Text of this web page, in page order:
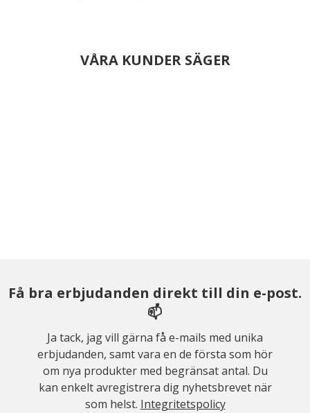
VÅRA KUNDER SÄGER
Få bra erbjudanden direkt till din e-post.
📫
Ja tack, jag vill gärna få e-mails med unika
erbjudanden, samt vara en de första som hör
om nya produkter med begränsat antal. Du
kan enkelt avregistrera dig nyhetsbrevet när
som helst. Integritetspolicy